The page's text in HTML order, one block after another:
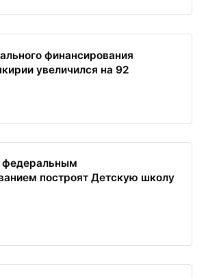
финансирования
увеличился на 92
федеральным
построят Детскую школу